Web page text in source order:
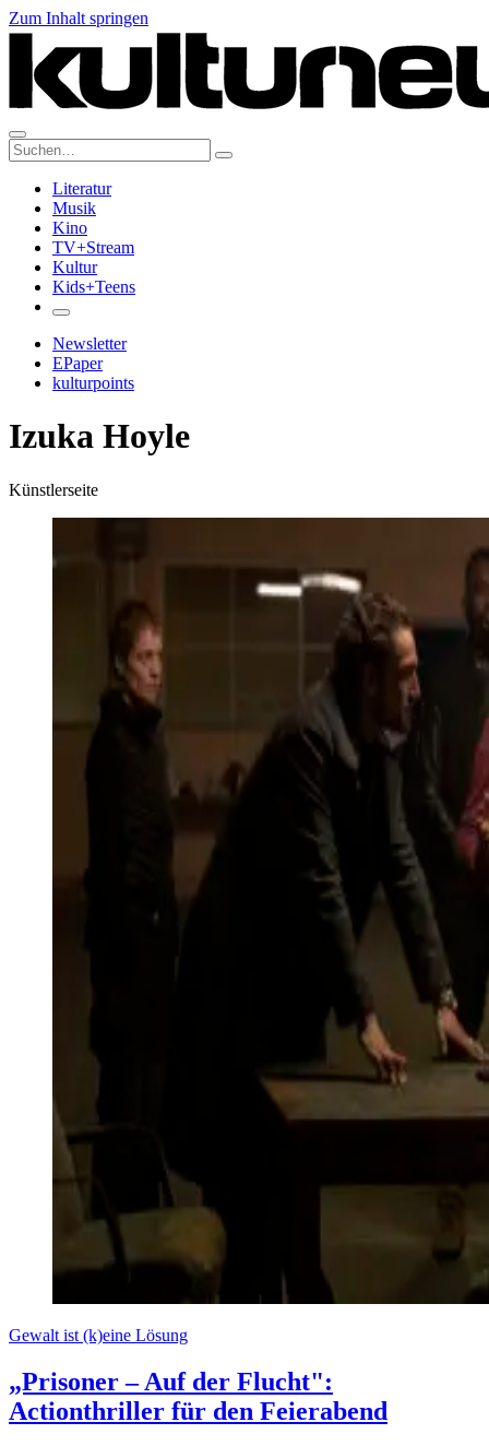
Zum Inhalt springen
Suche:
Literatur
Musik
Kino
TV+Stream
Kultur
Kids+Teens
Newsletter
EPaper
kulturpoints
Izuka Hoyle
Künstlerseite
Gewalt ist (k)eine Lösung
„Prisoner – Auf der Flucht":
Actionthriller für den Feierabend